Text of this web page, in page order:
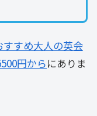
すめ大人の英会
円からにありま